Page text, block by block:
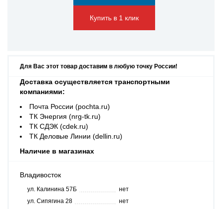
Купить в 1 клик
Для Вас этот товар доставим в любую точку России!
Доставка осуществляется транспортными
компаниями:
Почта России (pochta.ru)
ТК Энергия (nrg-tk.ru)
ТК СДЭК (cdek.ru)
ТК Деловые Линии (dellin.ru)
Наличие в магазинах
Владивосток
ул. Калинина 57Б
нет
ул. Сипягина 28
нет